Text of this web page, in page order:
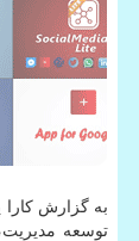
به گزارش كارا
توسعه